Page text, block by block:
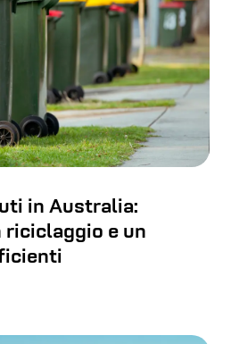
in Australia:
riciclaggio e un